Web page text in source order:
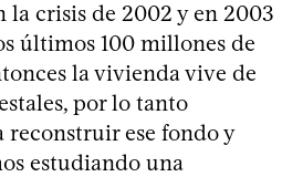
la crisis de 2002 y en 2003
últimos 100 millones de
la vivienda vive de
por lo tanto
ese fondo y
estudiando una